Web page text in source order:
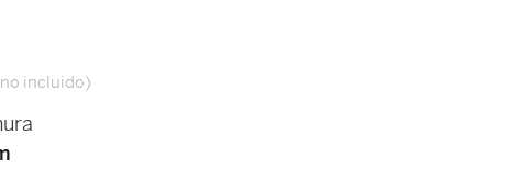
incluido)